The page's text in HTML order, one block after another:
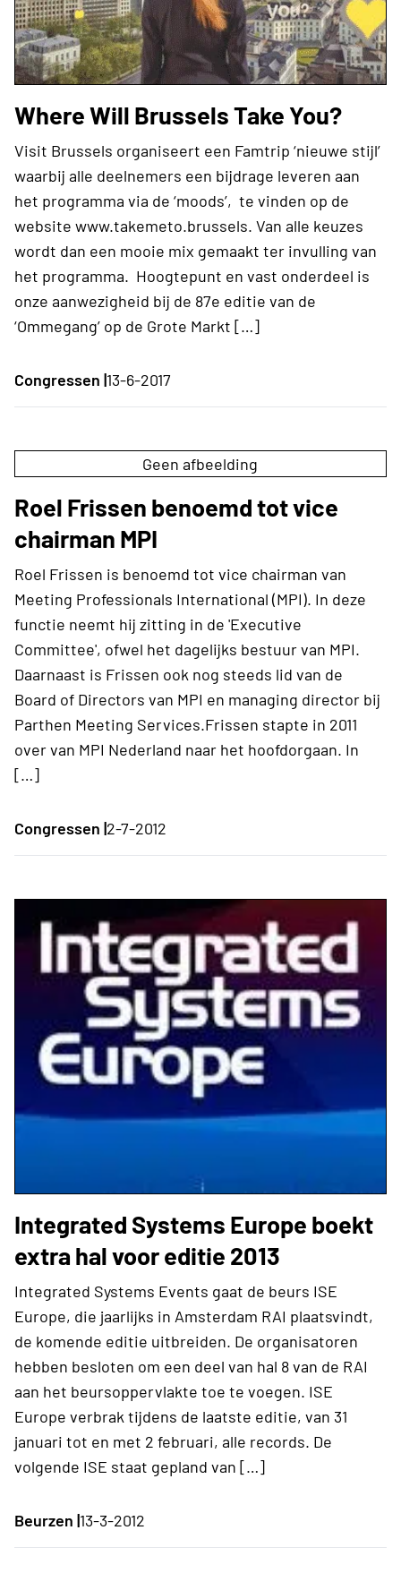
Where Will Brussels Take You?
Visit Brussels organiseert een Famtrip ‘nieuwe stijl’
waarbij alle deelnemers een bijdrage leveren aan
het programma via de ‘moods’, te vinden op de
website www.takemeto.brussels. Van alle keuzes
wordt dan een mooie mix gemaakt ter invulling van
het programma. Hoogtepunt en vast onderdeel is
onze aanwezigheid bij de 87e editie van de
‘Ommegang’ op de Grote Markt […]
Congressen |13-6-2017
Geen afbeelding
Roel Frissen benoemd tot vice
chairman MPI
Roel Frissen is benoemd tot vice chairman van
Meeting Professionals International (MPI). In deze
functie neemt hij zitting in de 'Executive
Committee', ofwel het dagelijks bestuur van MPI.
Daarnaast is Frissen ook nog steeds lid van de
Board of Directors van MPI en managing director bij
Parthen Meeting Services.Frissen stapte in 2011
over van MPI Nederland naar het hoofdorgaan. In
[…]
Congressen |2-7-2012
Integrated Systems Europe boekt
extra hal voor editie 2013
Integrated Systems Events gaat de beurs ISE
Europe, die jaarlijks in Amsterdam RAI plaatsvindt,
de komende editie uitbreiden. De organisatoren
hebben besloten om een deel van hal 8 van de RAI
aan het beursoppervlakte toe te voegen. ISE
Europe verbrak tijdens de laatste editie, van 31
januari tot en met 2 februari, alle records. De
volgende ISE staat gepland van […]
Beurzen |13-3-2012